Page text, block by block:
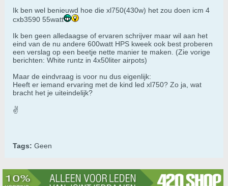
Ik ben wel benieuwd hoe die xl750(430w) het zou doen icm 4
cxb3590 55watt
Ik ben geen alledaagse of ervaren schrijver maar wil aan het
eind van de nu andere 600watt HPS kweek ook best proberen
een verslag op een beetje nette manier te maken. (Zie vorige
berichten: White runtz in 4x50liter airpots)
Maar de eindvraag is voor nu dus eigenlijk:
Heeft er iemand ervaring met de kind led xl750? Zo ja, wat
bracht het je uiteindelijk?
✌
Tags: Geen